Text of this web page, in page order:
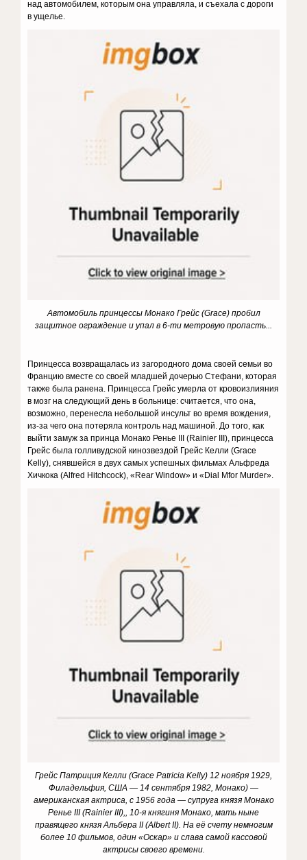
над автомобилем, которым она управляла, и cъехала с дороги
в ущелье.
Автомобиль принцессы Монако Грейс (Grace) пробил
защитное ограждение и упал в 6-ти метровую пропасть...
Принцесса возвращалась из загородного дома своей семьи во
Францию вместе со своей младшей дочерью Стефани, которая
также была ранена. Принцесса Грейс умерла от кровоизлияния
в мозг на следующий день в больнице: считается, что она,
возможно, перенесла небольшой инсульт во время вождения,
из-за чего она потеряла контроль над машиной. До того, как
выйти замуж за принца Монако Ренье III (Rainier III), принцесса
Грейс была голливудской кинозвездой Грейс Келли (Grace
Kelly), снявшейся в двух самых успешных фильмах Альфреда
Хичкока (Alfred Hitchcock), «Rear Window» и «Dial Mfor Murder».
Грейс Патриция Келли (Grace Patricia Kelly) 12 ноября 1929,
Филадельфия, США — 14 сентября 1982, Монако) —
американская актриса, с 1956 года — супруга князя Монако
Ренье III (Rainier III),, 10-я княгиня Монако, мать ныне
правящего князя Альбера II (Albert II). На её счету немногим
более 10 фильмов, один «Оскар» и слава самой кассовой
актрисы своего времени.